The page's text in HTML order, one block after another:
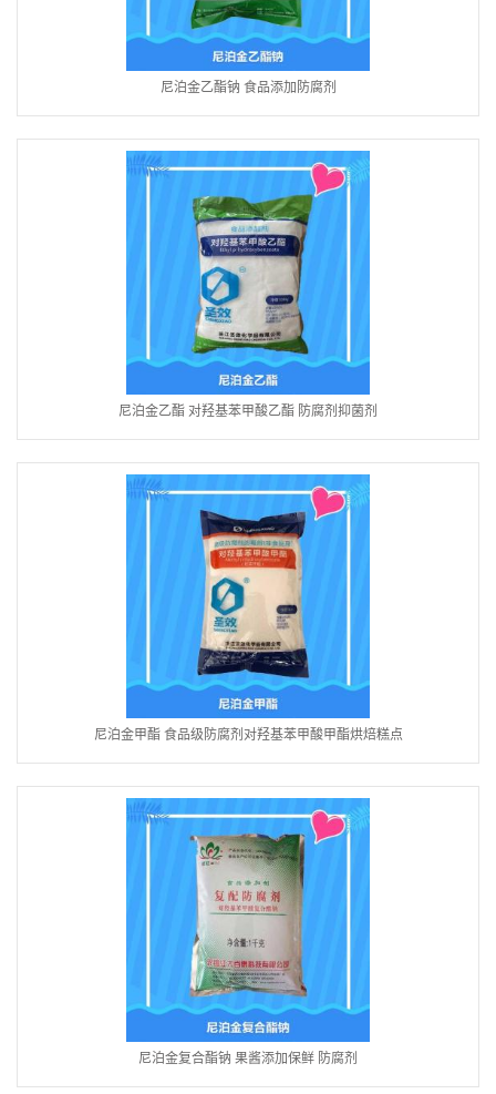
尼泊金乙酯钠 食品添加防腐剂
尼泊金乙酯 对羟基苯甲酸乙酯 防腐剂抑菌剂
尼泊金甲酯 食品级防腐剂对羟基苯甲酸甲酯烘焙糕点
尼泊金复合酯钠 果酱添加保鲜 防腐剂